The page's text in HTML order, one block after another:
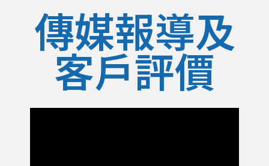
傳媒報導及
客戶評價